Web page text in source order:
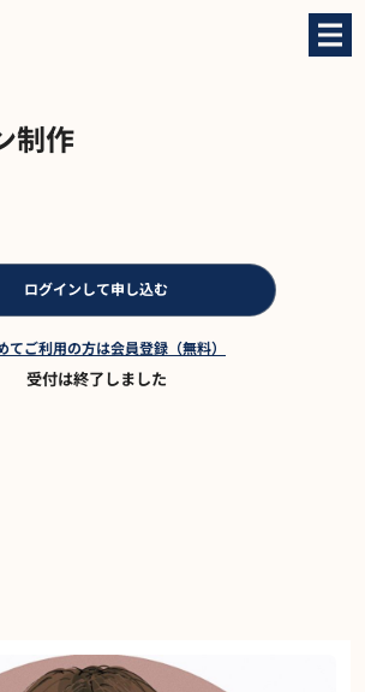
制作
ログインして申し込む
てご利用の方は会員登録（無料）
受付は終了しました